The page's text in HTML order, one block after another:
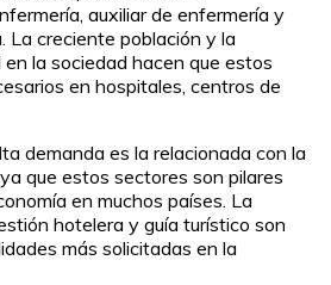
auxiliar de enfermería y
La creciente población y la
la sociedad hacen que estos
en hospitales, centros de
demanda es la relacionada con la
que estos sectores son pilares
en muchos países. La
hotelera y guía turístico son
más solicitadas en la